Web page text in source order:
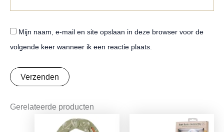
Mijn naam, e-mail en site opslaan in deze browser voor de
volgende keer wanneer ik een reactie plaats.
Gerelateerde producten
Oorspronkelijke
prijs
Huidige
prijs
Oorspronkelijke
Huidige
prijs